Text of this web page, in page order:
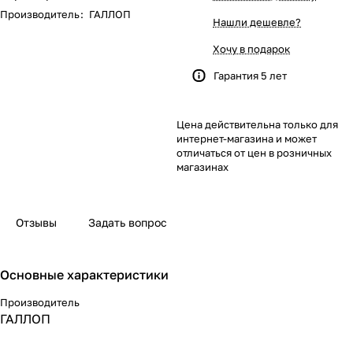
Производитель: ГАЛЛОП
Нашли дешевле?
Хочу в подарок
Гарантия 5 лет
Цена действительна только для
интернет-магазина и может
отличаться от цен в розничных
магазинах
Отзывы Задать вопрос
Основные характеристики
Производитель
ГАЛЛОП